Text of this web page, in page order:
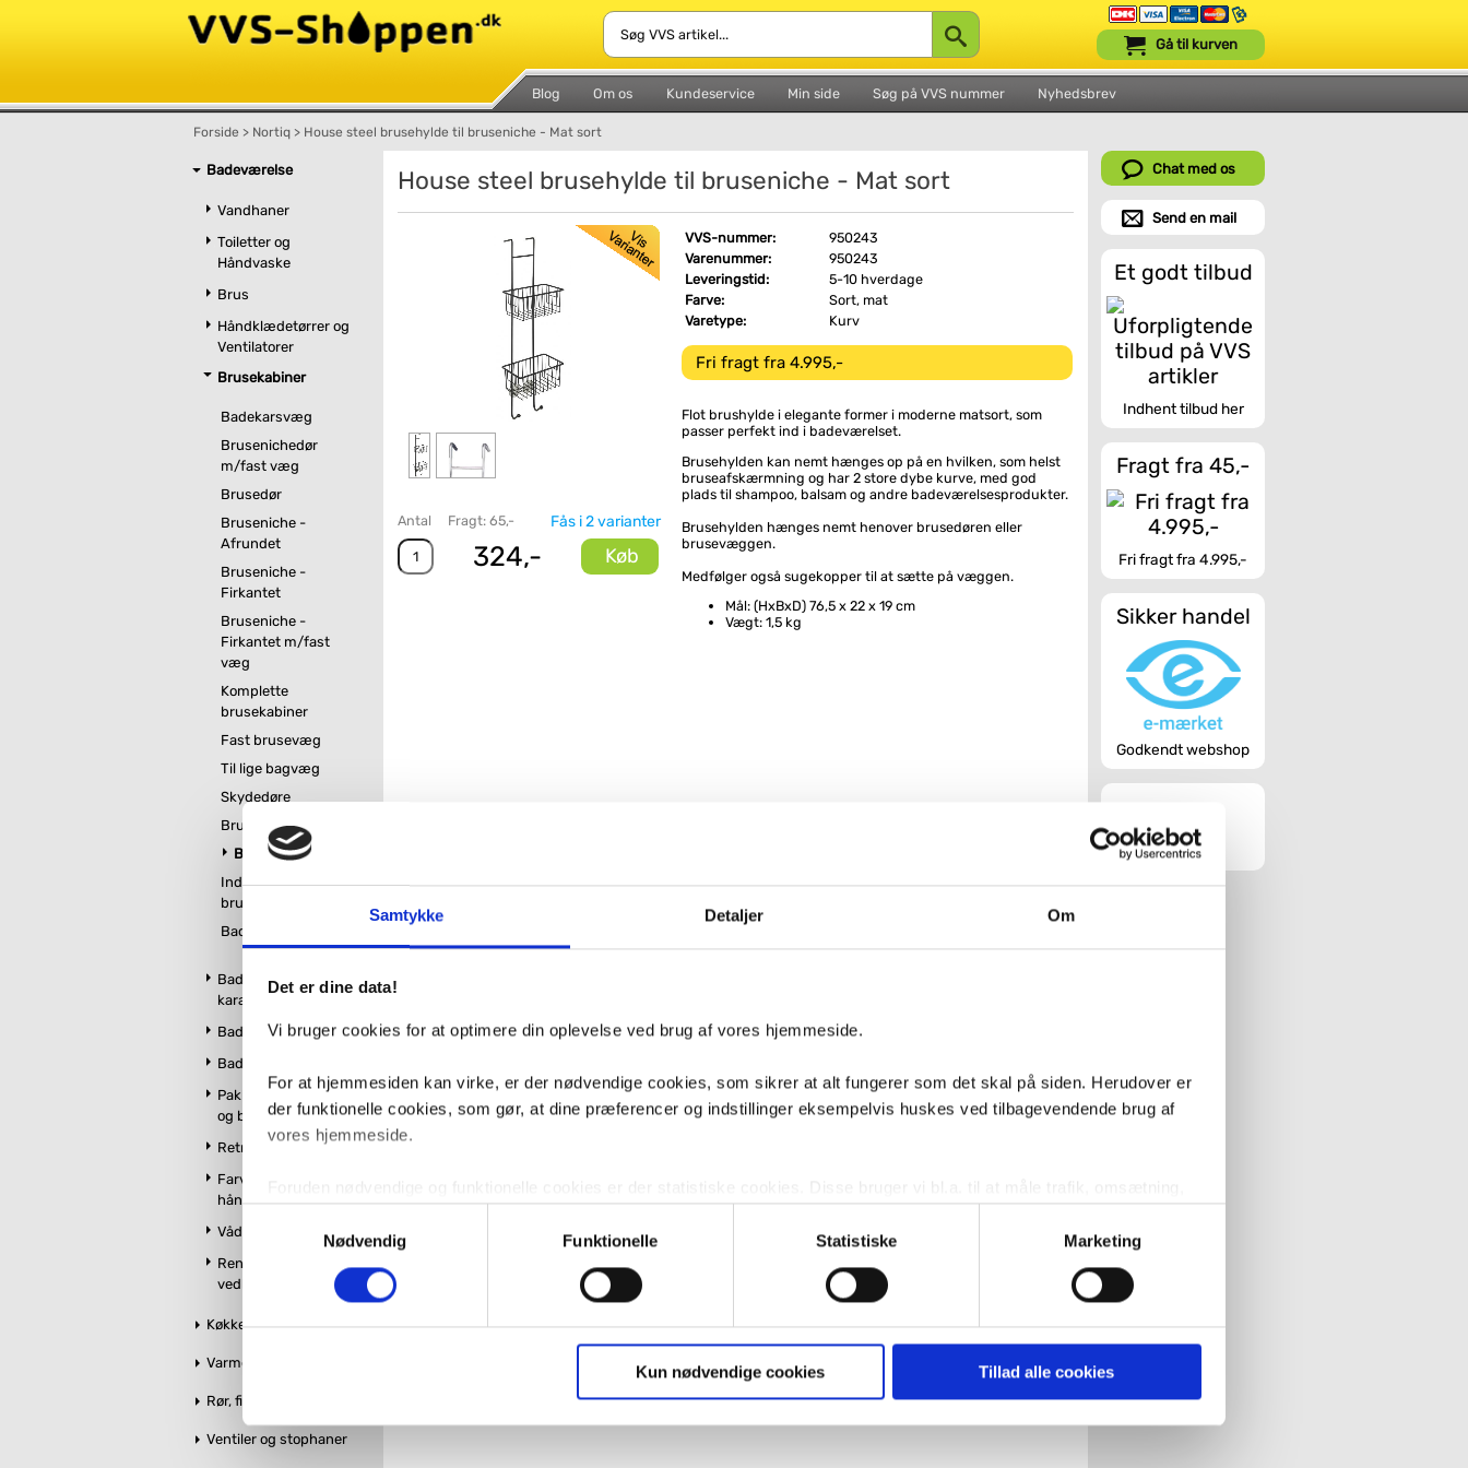
Samtykke Detaljer Om
Det er dine data!
Vi bruger cookies for at optimere din oplevelse ved brug af vores hjemmeside.
For at hjemmesiden kan virke, er der nødvendige cookies, som sikrer at alt fungerer som det skal på siden. Herudover er
der funktionelle cookies, som gør, at dine præferencer og indstillinger eksempelvis huskes ved tilbagevendende brug af
vores hjemmeside.
Foruden nødvendige og funktionelle cookies er der statistiske cookies. Disse bruger vi bl.a. til at måle trafik, omsætning,
med henblik på annonceindhold, som giver mening for den enkelte af vores kunder.
VVS-Shoppen.dk bruger både egne cookies og tredjeparts cookies. Ved at klikke 'Vis detaljer' nedenfor kan du se hvilke
Hvis du accepterer alle cookies, så giver du samtykke til de ovenfor nævnte formål med de pågældende cookies. Du har
imidlertid også mulighed for at vælge bestemte cookie-typer til og fra nedenfor. Til enhver tid er det ligeledes muligt, at
ændre i dit samtykke, hvis du måtte ønske det.
Nødvendig
Funktionelle Statistiske Marketing
Kun nødvendige cookies Tillad alle cookies
Blog Om os Kundeservice Min side Søg på VVS nummer Nyhedsbrev
Gå til kurven
Forside > Nortiq > House steel brusehylde til bruseniche - Mat sort
Badeværelse
Vandhaner
Toiletter og
Håndvaske
Brus
Håndklædetørrer og
Ventilatorer
Brusekabiner
Badekarsvæg
Brusenichedør
m/fast væg
Brusedør
Bruseniche -
Afrundet
Bruseniche -
Firkantet
Bruseniche -
Firkantet m/fast
væg
Komplette
brusekabiner
Fast brusevæg
Til lige bagvæg
Skydedøre
Brusebunde
Brusehylde til bad
Indbygget
brusehylde
Badskraber
Badekar og
kararmatur
Badeværelsesmøbler
Badeværelsestilbehør
Pakker m. vandhane
og brus
Retro badeværelse
Farvet toilet &
håndvask
Vådrumslamper
Rengøring og
vedligeholdelse
Køkken
Varme og styring
Rør, fittings og tilbehør
Ventiler og stophaner
House steel brusehylde til bruseniche - Mat sort
Fås i 2 varianter
Antal Fragt: 65,-
324,- Køb
VVS-nummer:
950243
Varenummer:
950243
Leveringstid:
5-10 hverdage
Farve:
Sort, mat
Varetype:
Kurv
Fri fragt fra 4.995,-
Flot brushylde i elegante former i moderne matsort, som
passer perfekt ind i badeværelset.
Brusehylden kan nemt hænges op på en hvilken, som helst
bruseafskærmning og har 2 store dybe kurve, med god
plads til shampoo, balsam og andre badeværelsesprodukter.
Brusehylden hænges nemt henover brusedøren eller
brusevæggen.
Medfølger også sugekopper til at sætte på væggen.
Mål: (HxBxD) 76,5 x 22 x 19 cm
Vægt: 1,5 kg
Chat med os
Send en mail
Et godt tilbud
Indhent tilbud her
Fragt fra 45,-
Fri fragt fra 4.995,-
Sikker handel
Godkendt webshop